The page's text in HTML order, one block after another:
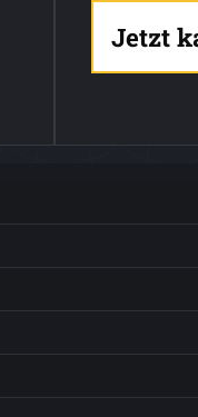
Jetzt